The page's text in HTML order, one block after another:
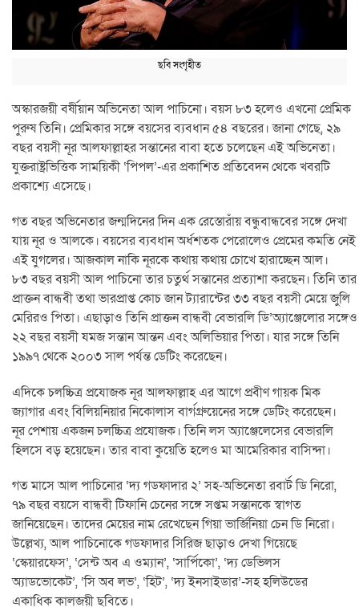
ছবি সংগৃহীত
অস্কারজয়ী বর্ষীয়ান অভিনেতা আল পাচিনো। বয়স ৮৩ হলেও এখনো প্রেমিক
পুরুষ তিনি। প্রেমিকার সঙ্গে বয়সের ব্যবধান ৫৪ বছরের। জানা গেছে, ২৯
বছর বয়সী নূর আলফাল্লাহর সন্তানের বাবা হতে চলেছেন এই অভিনেতা।
যুক্তরাষ্ট্রভিত্তিক সাময়িকী ‘পিপল’-এর প্রকাশিত প্রতিবেদন থেকে খবরটি
প্রকাশ্যে এসেছে।
গত বছর অভিনেতার জন্মদিনের দিন এক রেস্তোরাঁয় বন্ধুবান্ধবের সঙ্গে দেখা
যায় নূর ও আলকে। বয়সের ব্যবধান অর্ধশতক পেরোলেও প্রেমের কমতি নেই
এই যুগলের। আজকাল নাকি নূরকে কথায় কথায় চোখে হারাচ্ছেন আল।
৮৩ বছর বয়সী আল পাচিনো তার চতুর্থ সন্তানের প্রত্যাশা করছেন। তিনি তার
প্রাক্তন বান্ধবী তথা ভারপ্রাপ্ত কোচ জান ট্যারান্টের ৩৩ বছর বয়সী মেয়ে জুলি
মেরিরও পিতা। এছাড়াও তিনি প্রাক্তন বান্ধবী বেভারলি ডি’অ্যাঞ্জেলোর সঙ্গেও
২২ বছর বয়সী যমজ সন্তান আন্তন এবং অলিভিয়ার পিতা। যার সঙ্গে তিনি
১৯৯৭ থেকে ২০০৩ সাল পর্যন্ত ডেটিং করেছেন।
এদিকে চলচ্চিত্র প্রযোজক নূর আলফাল্লাহ এর আগে প্রবীণ গায়ক মিক
জ্যাগার এবং বিলিয়নিয়ার নিকোলাস বার্গগ্রুয়েনের সঙ্গে ডেটিং করেছেন।
নূর পেশায় একজন চলচ্চিত্র প্রযোজক। তিনি লস অ্যাঞ্জেলেসের বেভারলি
হিলসে বড় হয়েছেন। তার বাবা কুয়েতি হলেও মা আমেরিকার বাসিন্দা।
গত মাসে আল পাচিনোর ‘দ্য গডফাদার ২’ সহ-অভিনেতা রবার্ট ডি নিরো,
৭৯ বছর বয়সে বান্ধবী টিফানি চেনের সঙ্গে সপ্তম সন্তানকে স্বাগত
জানিয়েছেন। তাদের মেয়ের নাম রেখেছেন গিয়া ভার্জিনিয়া চেন ডি নিরো।
উল্লেখ্য, আল পাচিনোকে গডফাদার সিরিজ ছাড়াও দেখা গিয়েছে
‘স্কেয়ারফেস’, ‘সেন্ট অব এ ওম্যান’, ‘সার্পিকো’, ‘দ্য ডেভিলস
অ্যাডভোকেট’, ‘সি অব লভ’, ‘হিট’, ‘দ্য ইনসাইডার’-সহ হলিউডের
একাধিক কালজয়ী ছবিতে।